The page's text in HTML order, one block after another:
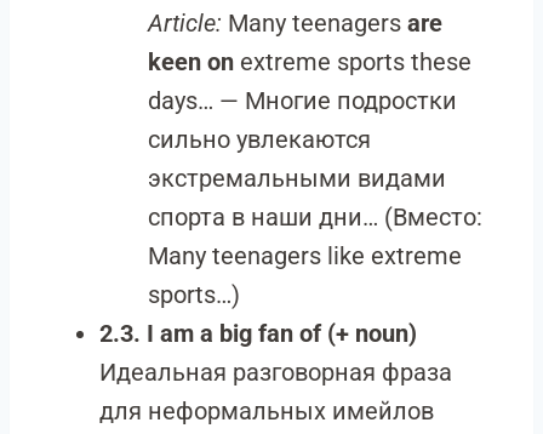
Article: Many teenagers are
keen on extreme sports these
days… — Многие подростки
сильно увлекаются
экстремальными видами
спорта в наши дни… (Вместо:
Many teenagers like extreme
sports…)
2.3. I am a big fan of (+ noun)
Идеальная разговорная фраза
для неформальных имейлов